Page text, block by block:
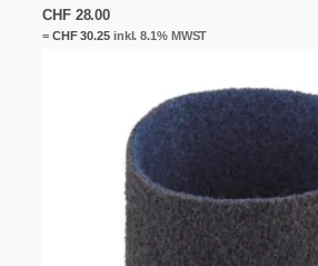
CHF28.00
= CHF30.25inkl. 8.1% MWST